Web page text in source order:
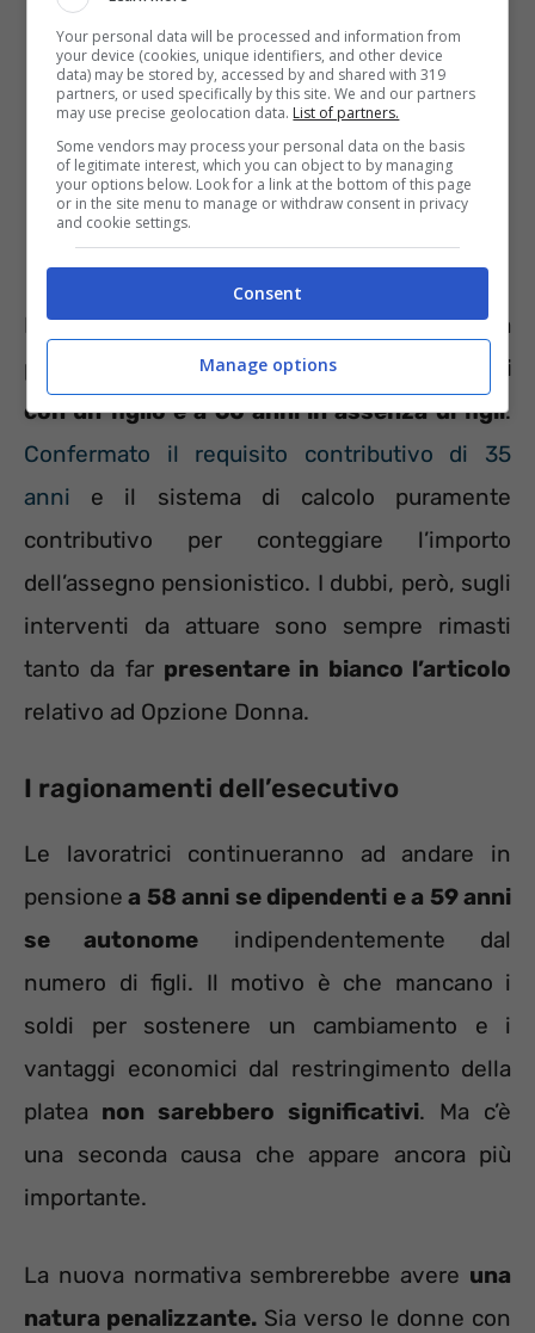
Le lavoratrici avrebbero potuto accedere alla
pensione a
58 anni se con due figli, a 59 anni
con un figlio e a 60 anni in assenza di figli.
Confermato il requisito contributivo di 35
anni e il sistema di calcolo puramente
contributivo per conteggiare l’importo
dell’assegno pensionistico. I dubbi, però, sugli
interventi da attuare sono sempre rimasti
tanto da far presentare in bianco l’articolo
relativo ad Opzione Donna.
I ragionamenti dell’esecutivo
Le lavoratrici continueranno ad andare in
pensione a 58 anni se dipendenti e a 59 anni
se autonome indipendentemente dal
numero di figli. Il motivo è che mancano i
soldi per sostenere un cambiamento e i
vantaggi economici dal restringimento della
platea non sarebbero significativi. Ma c’è
una seconda causa che appare ancora più
importante.
La nuova normativa sembrerebbe avere una
natura penalizzante. Sia verso le donne con
Your personal data will be processed and information from
your device (cookies, unique identifiers, and other device
data) may be stored by, accessed by and shared with 319
partners, or used specifically by this site. We and our partners
may use precise geolocation data. List of partners.
Some vendors may process your personal data on the basis
of legitimate interest, which you can object to by managing
your options below. Look for a link at the bottom of this page
or in the site menu to manage or withdraw consent in privacy
and cookie settings.
Consent
Manage options